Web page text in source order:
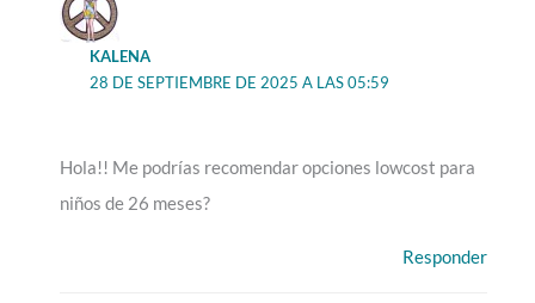
KALENA
28 DE SEPTIEMBRE DE 2025 A LAS 05:59
Hola!! Me podrías recomendar opciones lowcost para
niños de 26 meses?
Responder